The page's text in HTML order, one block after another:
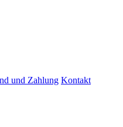
und Zahlung Kontakt